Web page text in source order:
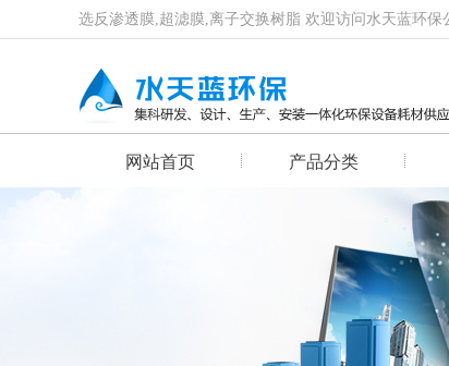
选反渗透膜,超滤膜,离子交换树脂 欢迎访问水天蓝环保
网站首页 产品分类